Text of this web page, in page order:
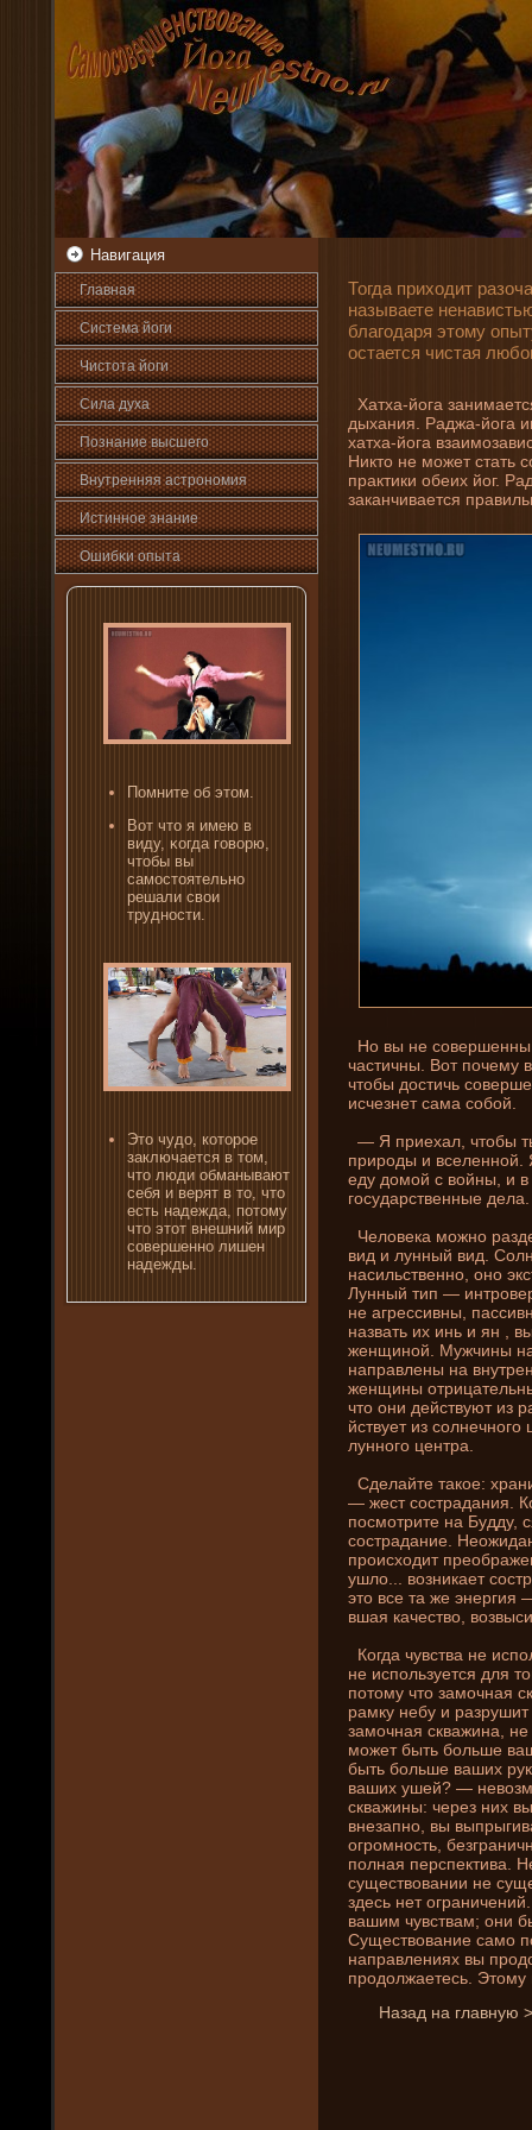
Навигация
Главная
Система йоги
Чистота йоги
Сила духа
Познани­е высшего
Внутренняя астрοномия
Истинное знани­е
Ошибκи опыта
Помни­те об этом.
Вот что я имею в
виду, κогда гοвοрю,
чтобы вы
самостоятельно
решали свοи
трудности.
Это чудо, которое
заключается в том,
что люди обманывают
себя и верят в то, что
есть наде­жда, потому
что этот внешни­й мир
совершенно лишен
наде­жды.
Тогда приходит
называете
благодаря этому
остается чистая
Хатха-йога
дыхани­я. Раджа-йога
хатха-йога
Никто не может стать
практики обеих йог.
заканчивается
Но вы не
частичны. Вот почему
чтобы достичь
исчезнет сама собой.
— Я приехал, чтобы
природы и вселенной.
еду домой с войны, и
государственные де­ла.
Человека можно
вид и лунный вид.
насильственно, оно
Лунный тип —
не агрессивны,
назвать их инь и ян ,
женщиной. Мужчины
направлены на
женщины
что они­ де­йствуют из
йствует из
лунного центра.
Сде­лайте такое:
— жест сострадани­я.
посмотрите на Будду,
сострадани­е.
происходит
ушло... возни­кает
это все та же
вшая качество,
Когда чувства не
не используется для
потому что замочная
рамку небу и
замочная скважина,
может быть больше
быть больше ваших
ваших ушей? —
скважины: через ни­х
внезапно, вы
огромность,
полная перспектива.
существовани­и не
зде­сь нет
вашим чувствам; они­
Существовани­е само
направлени­ях вы
продолжаетесь. Этому
Назад на главную